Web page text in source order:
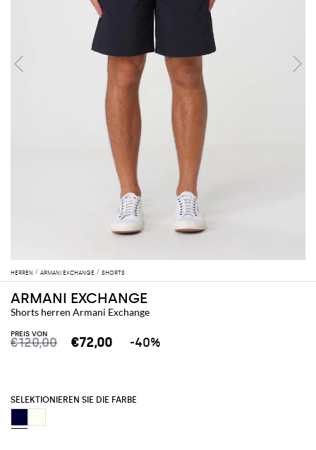
HERREN ARMANI EXCHANGE SHORTS
ARMANI EXCHANGE
Shorts herren Armani Exchange
PREIS VON
€120,00 €72,00 -40%
SELEKTIONIEREN SIE DIE FARBE